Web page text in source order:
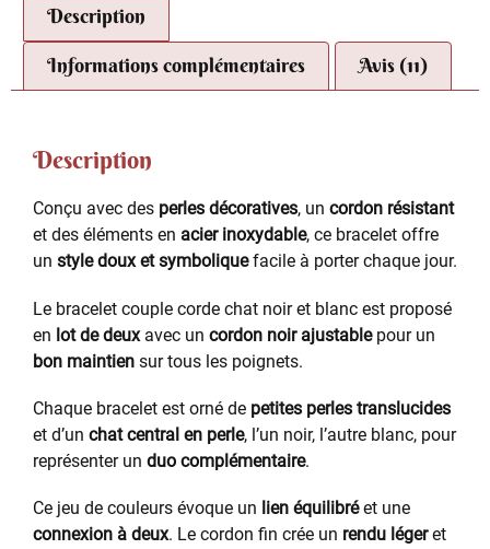
Description
Informations complémentaires Avis (11)
Description
Conçu avec des perles décoratives, un cordon résistant
et des éléments en acier inoxydable, ce bracelet offre
un style doux et symboliquefacile à porter chaque jour.
Le bracelet couple corde chat noir et blanc est proposé
en lot de deuxavec un cordon noir ajustablepour un
bon maintien sur tous les poignets.
Chaque bracelet est orné de petites perles translucides
et d’un chat central en perle, l’un noir, l’autre blanc, pour
représenter un duo complémentaire.
Ce jeu de couleurs évoque un lien équilibréet une
connexion à deux. Le cordon fin crée un rendu légeret